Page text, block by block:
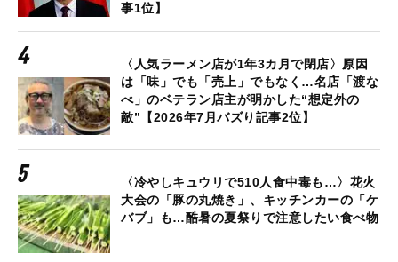
事1位】
〈人気ラーメン店が1年3カ月で閉店〉原因
は「味」でも「売上」でもなく…名店「渡な
べ」のベテラン店主が明かした“想定外の
敵”【2026年7月バズり記事2位】
〈冷やしキュウリで510人食中毒も…〉花火
大会の「豚の丸焼き」、キッチンカーの「ケ
バブ」も…酷暑の夏祭りで注意したい食べ物